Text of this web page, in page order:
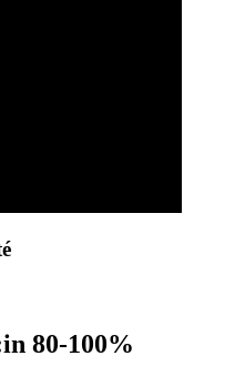
80-100%